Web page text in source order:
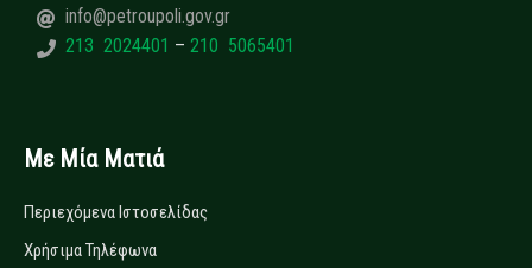
info@petroupoli.gov.gr
213 2024401 – 210 5065401
Με Μία Ματιά
Περιεχόμενα Ιστοσελίδας
Χρήσιμα Τηλέφωνα